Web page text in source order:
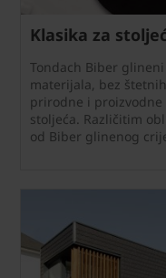
Klasika za
Tondach Biber
materijala, bez
prirodne i proizvodne
stoljeća. Različitim
od Biber glinenog